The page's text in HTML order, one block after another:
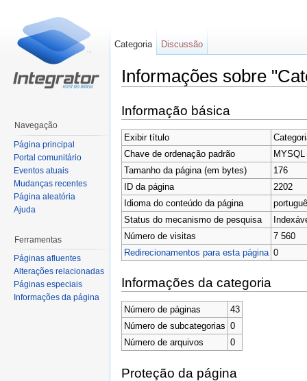
Informações sobre
Informação básica
Exibir título
Chave de ordenação padrão
MYSQL
Tamanho da página (em bytes)
176
ID da página
2202
Idioma do conteúdo da página
Status do mecanismo de pesquisa
Número de visitas
7 560
Redirecionamentos para esta página 0
Informações da categoria
Número de páginas
43
Número de subcategorias 0
Número de arquivos
0
Proteção da página
Categoria Discussão
Navegação
Página principal
Portal comunitário
Eventos atuais
Mudanças recentes
Página aleatória
Ajuda
Ferramentas
Páginas afluentes
Alterações relacionadas
Páginas especiais
Informações da página